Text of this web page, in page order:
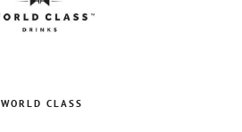
WORLD CLASS